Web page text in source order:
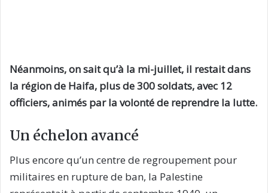
Néanmoins, on sait qu’à la mi-juillet, il restait dans
la région de Haifa, plus de 300 soldats, avec 12
officiers, animés par la volonté de reprendre la lutte.
Un échelon avancé
Plus encore qu’un centre de regroupement pour
militaires en rupture de ban, la Palestine